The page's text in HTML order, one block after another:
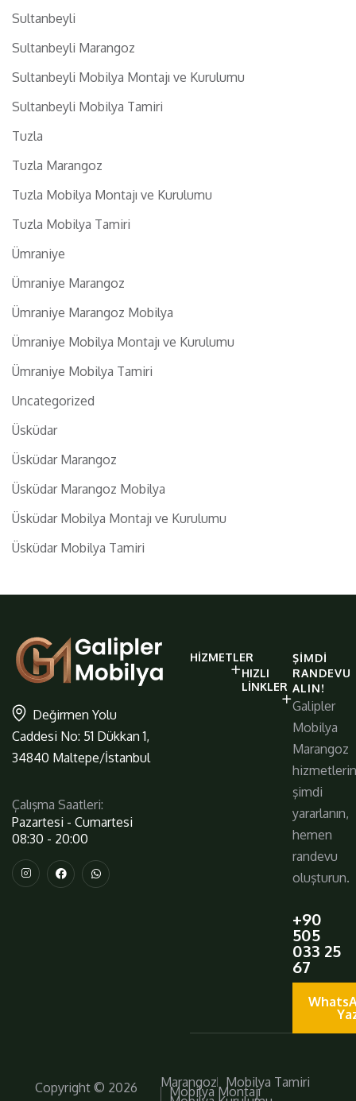
Sultanbeyli
Sultanbeyli Marangoz
Sultanbeyli Mobilya Montajı ve Kurulumu
Sultanbeyli Mobilya Tamiri
Tuzla
Tuzla Marangoz
Tuzla Mobilya Montajı ve Kurulumu
Tuzla Mobilya Tamiri
Ümraniye
Ümraniye Marangoz
Ümraniye Marangoz Mobilya
Ümraniye Mobilya Montajı ve Kurulumu
Ümraniye Mobilya Tamiri
Uncategorized
Üsküdar
Üsküdar Marangoz
Üsküdar Marangoz Mobilya
Üsküdar Mobilya Montajı ve Kurulumu
Üsküdar Mobilya Tamiri
Değirmen Yolu
Caddesi No: 51 Dükkan 1,
34840 Maltepe/İstanbul
Çalışma Saatleri:
Pazartesi - Cumartesi
08:30 - 20:00
galiplermobilya
https://
HIZMETLER
HIZLI
LINKLER
ŞIMDI
RANDEVU
ALIN!
Galipler
Mobilya
Marangoz
şimdi
yararlanın,
hemen
randevu
oluşturun.
+90
505
033 25
67
Copyright © 2026
Marangoz Mobilya Tamiri
Mobilya Montajı